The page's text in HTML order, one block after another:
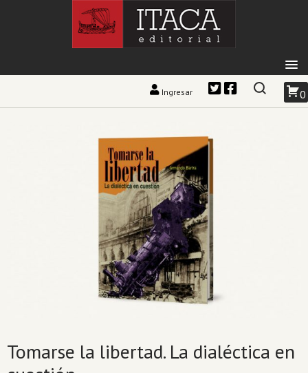
Ingresar 0
Tomarse la libertad. La dialéctica en